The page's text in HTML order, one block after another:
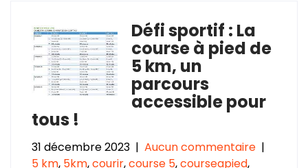
Étiquette :5 kilomètres
Défi sportif : La
course à pied de
5 km, un
parcours
accessible pour
tous !
31 décembre 2023 | Aucun commentaire |
5 km, 5km,courir,course 5,courseapied,